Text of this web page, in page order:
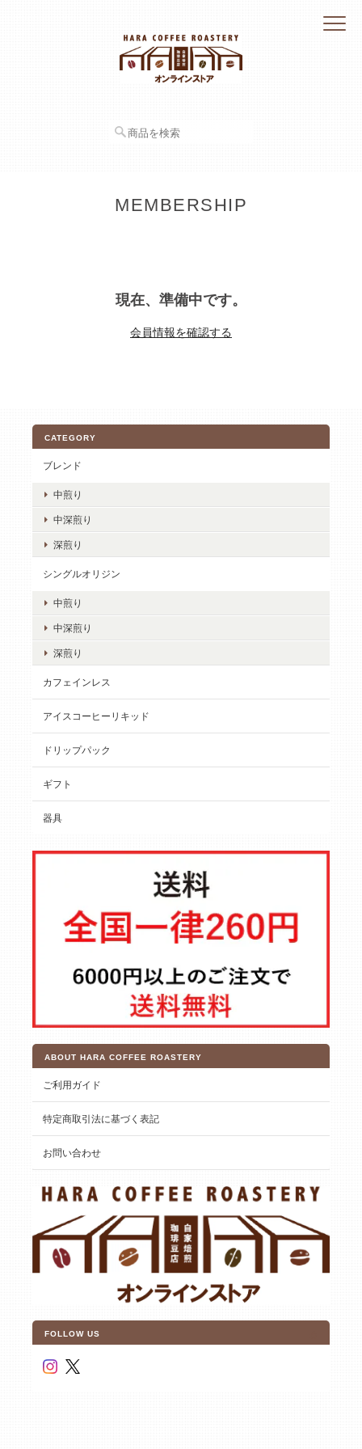
MEMBERSHIP
現在、準備中です。
会員情報を確認する
CATEGORY
ブレンド
中煎り
中深煎り
深煎り
シングルオリジン
中煎り
中深煎り
深煎り
カフェインレス
アイスコーヒーリキッド
ドリップパック
ギフト
器具
ABOUT HARA COFFEE ROASTERY
ご利用ガイド
特定商取引法に基づく表記
お問い合わせ
FOLLOW US